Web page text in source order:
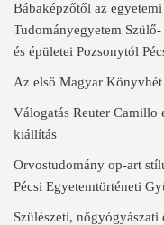
Bábaképzőtől az
Tudományegyetem
és épületei Pozsonytól
Az első Magyar
Válogatás Reuter
kiállítás
Orvostudomány op-art
Pécsi Egyetemtörténeti
Szülészeti,